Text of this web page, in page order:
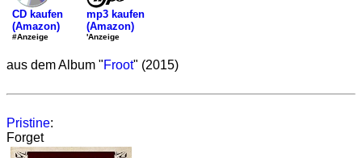
CD kaufen
(Amazon)
#Anzeige
mp3 kaufen
(Amazon)
'Anzeige
aus dem Album "Froot" (2015)
Pristine:
Forget